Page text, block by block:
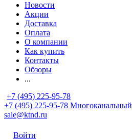
Новости
Акции
Доставка
Оплата
О компании
Как купить
Контакты
Обзоры
...
+7 (495) 225-95-78
+7 (495) 225-95-78 Многоканальный
sale@ktnd.ru
Войти